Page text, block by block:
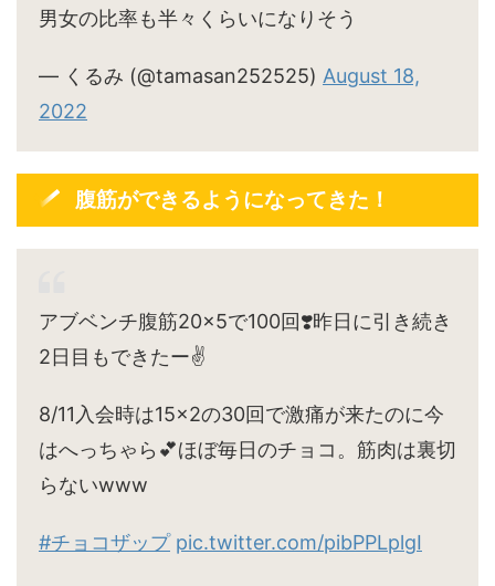
男女の比率も半々くらいになりそう
— くるみ (@tamasan252525) August 18,
2022
腹筋ができるようになってきた！
アブベンチ腹筋20×5で100回❣️昨日に引き続き
2日目もできたー✌️
8/11入会時は15×2の30回で激痛が来たのに今
はへっちゃら💕ほぼ毎日のチョコ。筋肉は裏切
らないwww
#チョコザップ pic.twitter.com/pibPPLplgI